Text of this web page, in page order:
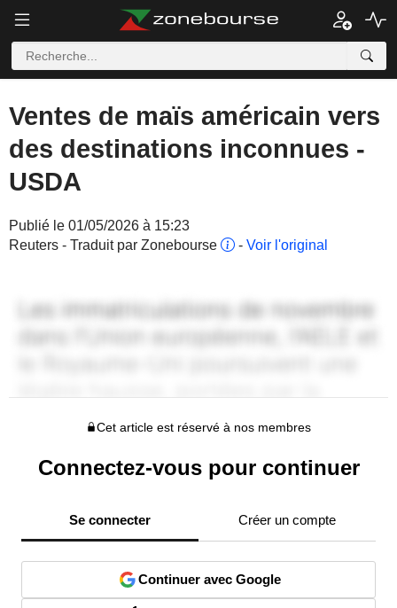
Ventes de maïs américain vers
des destinations inconnues -
USDA
Publié le 01/05/2026 à 15:23
Reuters - Traduit par Zonebourse
- Voir l'original
Cet article est réservé à nos membres
Connectez-vous pour continuer
Se connecter Créer un compte
Continuer avec Google